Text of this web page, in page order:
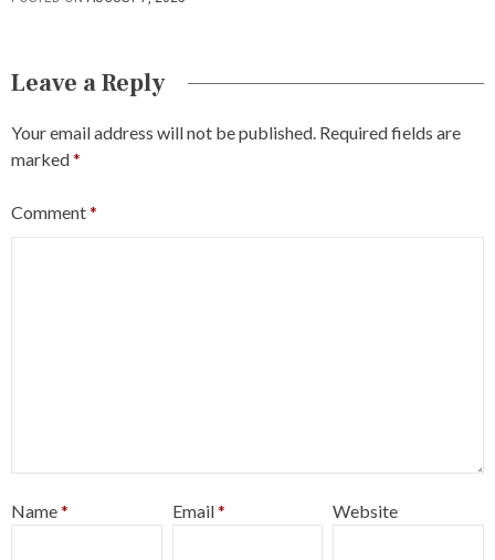
Leave a Reply
Your email address will not be published. Required fields are
marked*
Comment*
Name* Email* Website